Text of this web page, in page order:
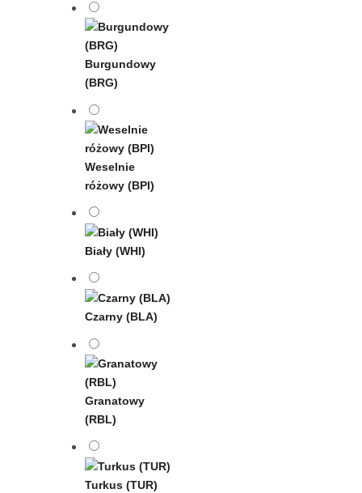
Burgundowy
(BRG)
Weselnie
różowy (BPI)
Biały (WHI)
Czarny (BLA)
Granatowy
(RBL)
Turkus (TUR)